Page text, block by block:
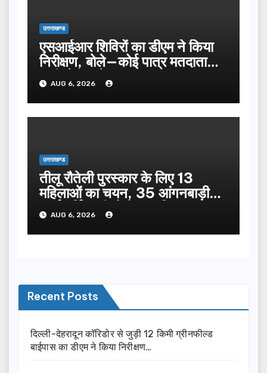
उत्तराखण्ड
एसआईआर शिविरों का डीएम ने किया
निरीक्षण, बोले—कोई पात्र मतदाता
सूची से न छूटे…
AUG 6, 2026
उत्तराखण्ड
तीलू रौतेली पुरस्कार के लिए 13
महिलाओं का चयन, 35 आंगनबाड़ी
कार्यकर्तियां भी होंगी सम्मानित…
AUG 6, 2026
Recent Posts
दिल्ली-देहरादून कॉरिडोर से जुड़ी 12 किमी ग्रीनफील्ड
बाईपास का डीएम ने किया निरीक्षण…